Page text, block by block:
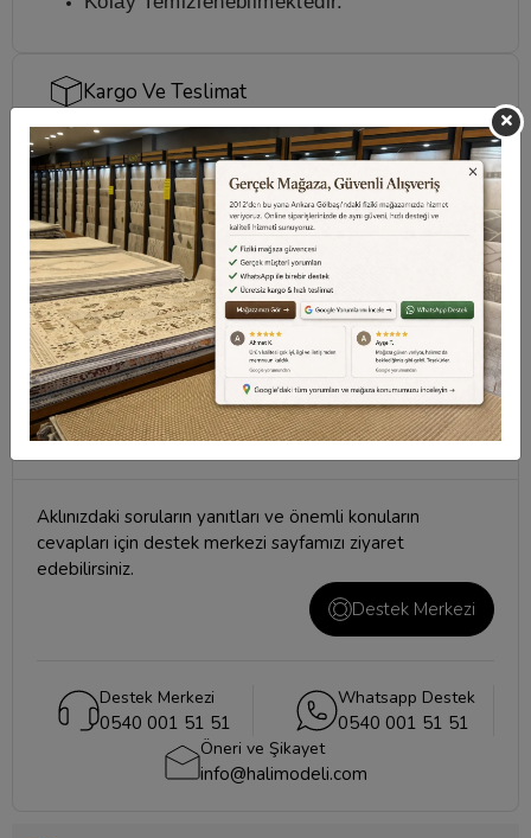
Kargo Ve Teslimat
Sıkça Sorulan Sorular
Taksit Seçenekleri
Değerlendirmeler
Destek Merkezi
Aklınızdaki soruların yanıtları ve önemli konuların
cevapları için destek merkezi sayfamızı ziyaret
edebilirsiniz.
Destek Merkezi
Destek Merkezi
0540 001 51 51
Whatsapp Destek
0540 001 51 51
Öneri ve Şikayet
info@halimodeli.com